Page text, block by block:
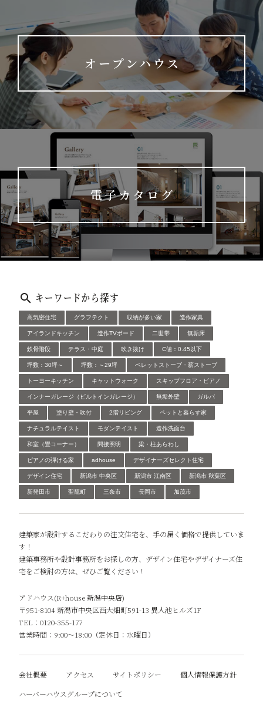
オープンハウス
電子カタログ
キーワードから探す
高気密住宅 グラフテクト 収納が多い家 造作家具
アイランドキッチン 造作TVボード 二世帯 無垢床
鉄骨階段 テラス・中庭 吹き抜け C値：0.45以下
坪数：30坪～ 坪数：～29坪 ペレットストーブ・薪ストーブ
トーヨーキッチン キャットウォーク スキップフロア・ピアノ
インナーガレージ（ビルトインガレージ） 無垢外壁 ガルバ
平屋 塗り壁・吹付 2階リビング ペットと暮らす家
ナチュラルテイスト モダンテイスト 造作洗面台
和室（畳コーナー） 間接照明 梁・柱あらわし
ピアノの弾ける家 adhouse デザイナーズセレクト住宅
デザイン住宅 新潟市 中央区 新潟市 江南区 新潟市 秋葉区
新発田市 聖籠町 三条市 長岡市 加茂市
建築家が設計するこだわりの注文住宅を、手の届く価格で提供していま
す！
建築事務所や設計事務所をお探しの方、デザイン住宅やデザイナーズ住
宅をご検討の方は、ぜひご覧ください！
アドハウス(R+house 新潟中央店)
〒951-8104 新潟市中央区西大畑町591-13 異人池ヒルズ1F
TEL：0120-355-177
営業時間：9:00～18:00（定休日：水曜日）
会社概要 アクセス サイトポリシー
個人情報保護方針
ハーバーハウスグループについて